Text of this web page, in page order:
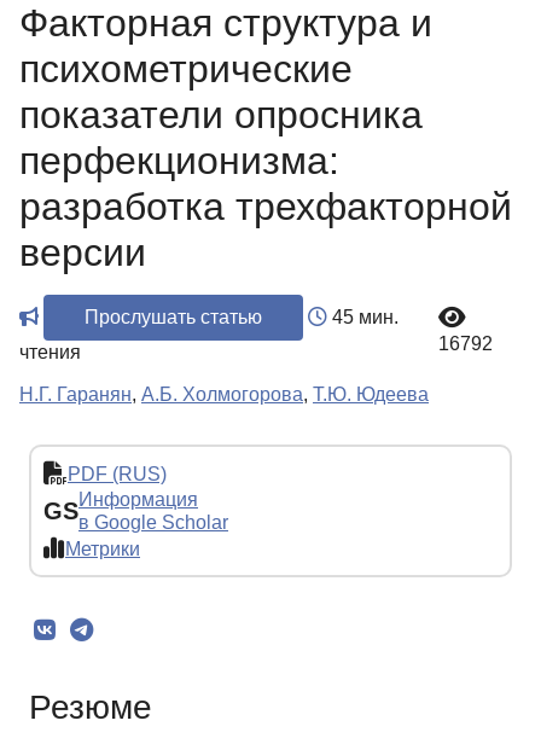
Факторная структура и
психометрические
показатели опросника
перфекционизма:
разработка трехфакторной
версии
Прослушать статью
45 мин.
чтения
16792
Н.Г. Гаранян, А.Б. Холмогорова, Т.Ю. Юдеева
PDF (RUS)
GSИнформация
в Google Scholar
Метрики
Резюме